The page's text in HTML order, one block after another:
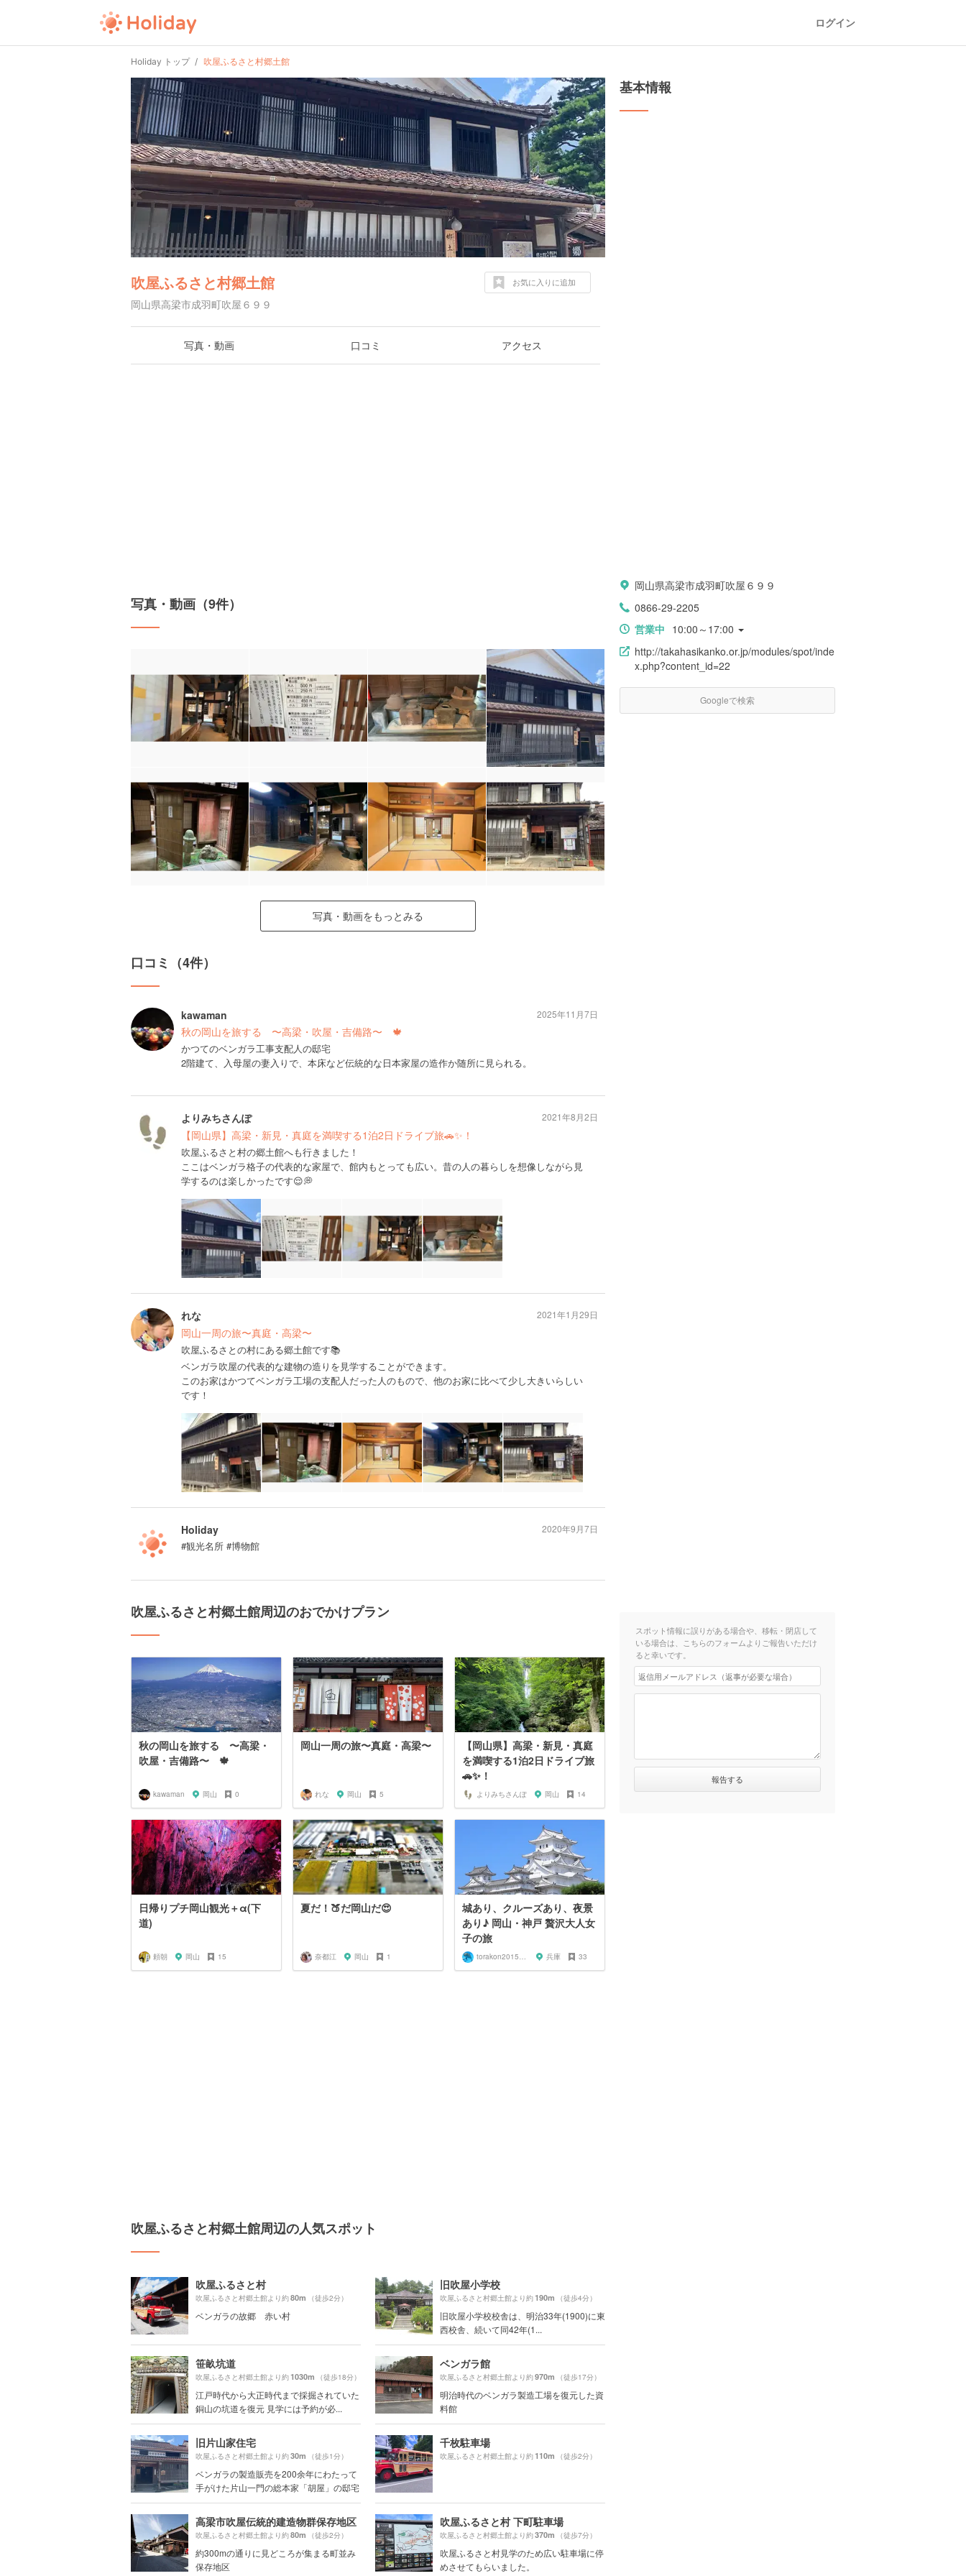
ログイン
Holiday トップ 吹屋ふるさと村郷土館
吹屋ふるさと村郷土館
岡山県高梁市成羽町吹屋６９９
お気に入りに追加
写真・動画 口コミ アクセス
写真・動画（9件）
写真・動画をもっとみる
口コミ（4件）
kawaman
秋の岡山を旅する 〜高梁・吹屋・吉備路〜 🍁
かつてのベンガラ工事支配人の邸宅
2階建て、入母屋の妻入りで、本床など伝統的な日本家屋の造作か随所に見られる。
2025年11月7日
よりみちさんぽ
【岡山県】高梁・新見・真庭を満喫する1泊2日ドライブ旅🚗✨！
吹屋ふるさと村の郷土館へも行きました！
ここはベンガラ格子の代表的な家屋で、館内もとっても広い。昔の人の暮らしを想像しながら見
学するのは楽しかったです😌💭
2021年8月2日
れな
岡山一周の旅〜真庭・高梁〜
吹屋ふるさとの村にある郷土館です📚
ベンガラ吹屋の代表的な建物の造りを見学することができます。
このお家はかつてベンガラ工場の支配人だった人のもので、他のお家に比べて少し大きいらしい
です！
2021年1月29日
Holiday
#観光名所 #博物館
2020年9月7日
吹屋ふるさと村郷土館周辺のおでかけプラン
秋の岡山を旅する 〜高梁・
吹屋・吉備路〜 🍁
kawaman 岡山 0
岡山一周の旅〜真庭・高梁〜
れな 岡山 5
【岡山県】高梁・新見・真庭
を満喫する1泊2日ドライブ旅
🚗✨！
よりみちさんぽ 岡山 14
日帰りプチ岡山観光＋α(下
道)
頼朝 岡山 15
夏だ！🍑だ岡山だ😍
奈都江 岡山 1
城あり、クルーズあり、夜景
あり♪ 岡山・神戸 贅沢大人女
子の旅
torakon20150801 兵庫 33
吹屋ふるさと村郷土館周辺の人気スポット
吹屋ふるさと村
吹屋ふるさと村郷土館より約80m （徒歩2分）
ベンガラの故郷 赤い村
旧吹屋小学校
吹屋ふるさと村郷土館より約190m （徒歩4分）
旧吹屋小学校校舎は、明治33年(1900)に東
西校舎、続いて同42年(1...
笹畝坑道
吹屋ふるさと村郷土館より約1030m （徒歩18分）
江戸時代から大正時代まで採掘されていた
銅山の坑道を復元 見学には予約が必...
ベンガラ館
吹屋ふるさと村郷土館より約970m （徒歩17分）
明治時代のベンガラ製造工場を復元した資
料館
旧片山家住宅
吹屋ふるさと村郷土館より約30m （徒歩1分）
ベンガラの製造販売を200余年にわたって
手がけた片山一門の総本家「胡屋」の邸宅
千枚駐車場
吹屋ふるさと村郷土館より約110m （徒歩2分）
高梁市吹屋伝統的建造物群保存地区
吹屋ふるさと村郷土館より約80m （徒歩2分）
約300mの通りに見どころが集まる町並み
保存地区
吹屋ふるさと村 下町駐車場
吹屋ふるさと村郷土館より約370m （徒歩7分）
吹屋ふるさと村見学のため広い駐車場に停
めさせてもらいました。
基本情報
岡山県高梁市成羽町吹屋６９９
0866-29-2205
営業中 10:00～17:00
http://takahasikanko.or.jp/modules/spot/inde
x.php?content_id=22
Googleで検索
スポット情報に誤りがある場合や、移転・閉店して
いる場合は、こちらのフォームよりご報告いただけ
ると幸いです。